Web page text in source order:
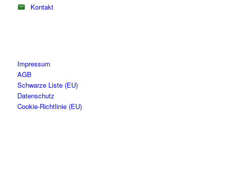
Kontakt
Impressum
AGB
Schwarze Liste (EU)
Datenschutz
Cookie-Richtlinie (EU)